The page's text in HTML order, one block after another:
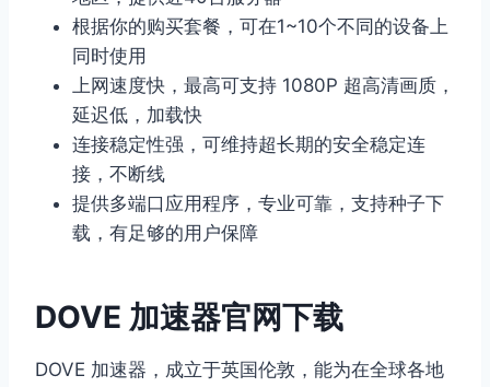
根据你的购买套餐，可在1~10个不同的设备上
同时使用
上网速度快，最高可支持 1080P 超高清画质，
延迟低，加载快
连接稳定性强，可维持超长期的安全稳定连
接，不断线
提供多端口应用程序，专业可靠，支持种子下
载，有足够的用户保障
DOVE 加速器官网下载
DOVE 加速器，成立于英国伦敦，能为在全球各地